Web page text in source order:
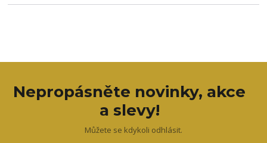
Nepropásněte novinky, akce
a slevy!
Můžete se kdykoli odhlásit.